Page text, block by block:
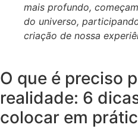
mais profundo,
do universo,
criação de nossa
O que é preciso
realidade: 6
colocar em